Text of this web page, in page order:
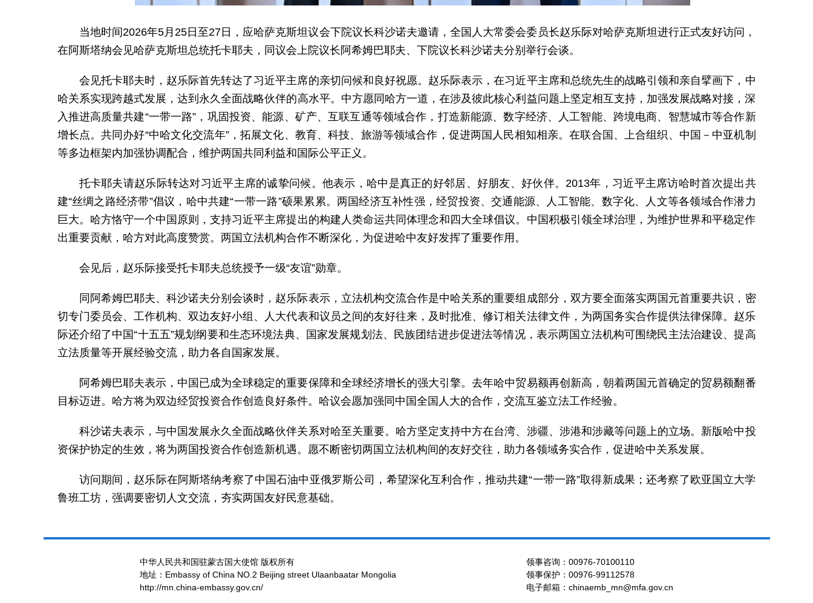
当地时间2026年5月25日至27日，应哈萨克斯坦议会下院议长科沙诺夫邀请，全国人大常委会委员长赵乐际对哈萨克斯坦进行正式友好访问，
在阿斯塔纳会见哈萨克斯坦总统托卡耶夫，同议会上院议长阿希姆巴耶夫、下院议长科沙诺夫分别举行会谈。
会见托卡耶夫时，赵乐际首先转达了习近平主席的亲切问候和良好祝愿。赵乐际表示，在习近平主席和总统先生的战略引领和亲自擘画下，中
哈关系实现跨越式发展，达到永久全面战略伙伴的高水平。中方愿同哈方一道，在涉及彼此核心利益问题上坚定相互支持，加强发展战略对接，深
入推进高质量共建“一带一路”，巩固投资、能源、矿产、互联互通等领域合作，打造新能源、数字经济、人工智能、跨境电商、智慧城市等合作新
增长点。共同办好“中哈文化交流年”，拓展文化、教育、科技、旅游等领域合作，促进两国人民相知相亲。在联合国、上合组织、中国－中亚机制
等多边框架内加强协调配合，维护两国共同利益和国际公平正义。
托卡耶夫请赵乐际转达对习近平主席的诚挚问候。他表示，哈中是真正的好邻居、好朋友、好伙伴。2013年，习近平主席访哈时首次提出共
建“丝绸之路经济带”倡议，哈中共建“一带一路”硕果累累。两国经济互补性强，经贸投资、交通能源、人工智能、数字化、人文等各领域合作潜力
巨大。哈方恪守一个中国原则，支持习近平主席提出的构建人类命运共同体理念和四大全球倡议。中国积极引领全球治理，为维护世界和平稳定作
出重要贡献，哈方对此高度赞赏。两国立法机构合作不断深化，为促进哈中友好发挥了重要作用。
会见后，赵乐际接受托卡耶夫总统授予一级“友谊”勋章。
同阿希姆巴耶夫、科沙诺夫分别会谈时，赵乐际表示，立法机构交流合作是中哈关系的重要组成部分，双方要全面落实两国元首重要共识，密
切专门委员会、工作机构、双边友好小组、人大代表和议员之间的友好往来，及时批准、修订相关法律文件，为两国务实合作提供法律保障。赵乐
际还介绍了中国“十五五”规划纲要和生态环境法典、国家发展规划法、民族团结进步促进法等情况，表示两国立法机构可围绕民主法治建设、提高
立法质量等开展经验交流，助力各自国家发展。
阿希姆巴耶夫表示，中国已成为全球稳定的重要保障和全球经济增长的强大引擎。去年哈中贸易额再创新高，朝着两国元首确定的贸易额翻番
目标迈进。哈方将为双边经贸投资合作创造良好条件。哈议会愿加强同中国全国人大的合作，交流互鉴立法工作经验。
科沙诺夫表示，与中国发展永久全面战略伙伴关系对哈至关重要。哈方坚定支持中方在台湾、涉疆、涉港和涉藏等问题上的立场。新版哈中投
资保护协定的生效，将为两国投资合作创造新机遇。愿不断密切两国立法机构间的友好交往，助力各领域务实合作，促进哈中关系发展。
访问期间，赵乐际在阿斯塔纳考察了中国石油中亚俄罗斯公司，希望深化互利合作，推动共建“一带一路”取得新成果；还考察了欧亚国立大学
鲁班工坊，强调要密切人文交流，夯实两国友好民意基础。
中华人民共和国驻蒙古国大使馆 版权所有
地址：Embassy of China NO.2 Beijing street Ulaanbaatar Mongolia
http://mn.china-embassy.gov.cn/
领事咨询：00976-70100110
领事保护：00976-99112578
电子邮箱：chinaemb_mn@mfa.gov.cn